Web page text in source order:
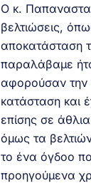
Ο κ.
βελτιώσεις,
αποκατάσταση
παραλάβαμε
αφορούσαν την
κατάσταση και
επίσης σε
όμως τα
το ένα όγδοο
προηγούμενα